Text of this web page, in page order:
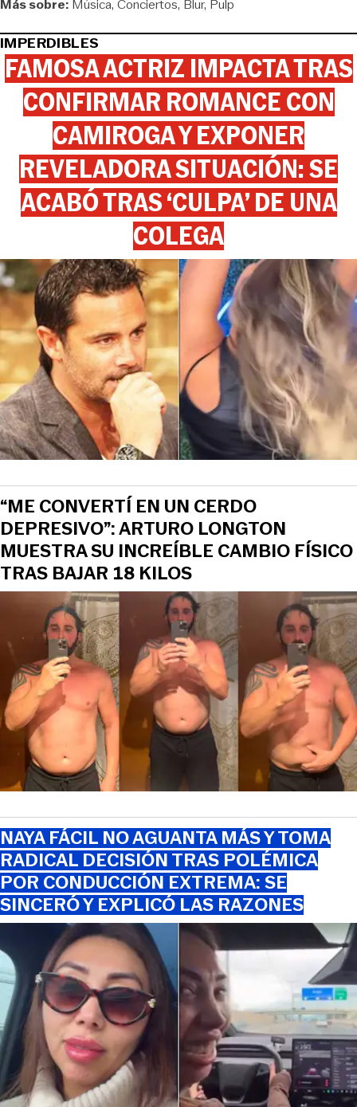
Más sobre: Música Conciertos Blur Pulp
IMPERDIBLES
FAMOSA ACTRIZ IMPACTA TRAS
CONFIRMAR ROMANCE CON
CAMIROGA Y EXPONER
REVELADORA SITUACIÓN: SE
ACABÓ TRAS ‘CULPA’ DE UNA
COLEGA
“ME CONVERTÍ EN UN CERDO
DEPRESIVO”: ARTURO LONGTON
MUESTRA SU INCREÍBLE CAMBIO FÍSICO
TRAS BAJAR 18 KILOS
NAYA FÁCIL NO AGUANTA MÁS Y TOMA
RADICAL DECISIÓN TRAS POLÉMICA
POR CONDUCCIÓN EXTREMA: SE
SINCERÓ Y EXPLICÓ LAS RAZONES